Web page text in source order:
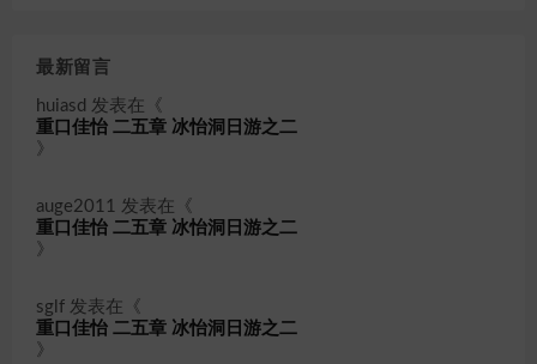
最新留言
huiasd 发表在《
重口佳怡 二五章 冰怡洞日游之二
》
auge2011 发表在《
重口佳怡 二五章 冰怡洞日游之二
》
sglf 发表在《
重口佳怡 二五章 冰怡洞日游之二
》